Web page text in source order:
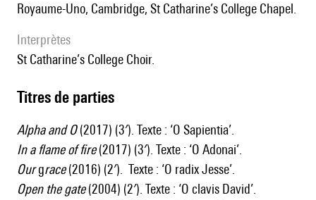
Royaume-Uno, Cambridge, St Catharine’s College Chapel.
interprètes
St Catharine’s College Choir.
Titres de parties
Alpha and O(2017) (3′). Texte : ‘O Sapientia’.
In a flame offire(2017) (3′). Texte : ‘O Adonai’.
Ourgrace(2016) (2′). Texte : ‘O radix Jesse’.
Open the gate(2004) (2′). Texte : ‘O clavis David’.